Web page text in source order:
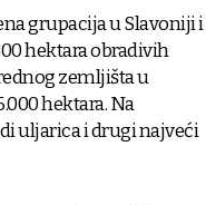
grupacija u Slavoniji i
hektara obradivih
zemljišta u
hektara. Na
uljarica i drugi najveći